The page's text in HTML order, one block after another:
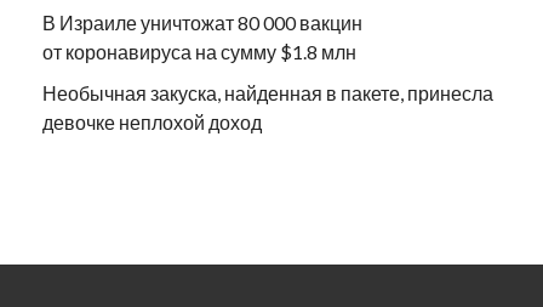
В Израиле уничтожат 80 000 вакцин
от коронавируса на сумму $1.8 млн
Необычная закуска, найденная в пакете, принесла
девочке неплохой доход